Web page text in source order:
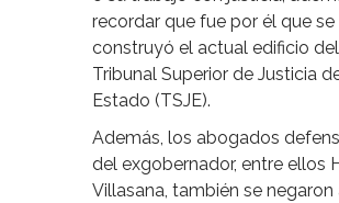
recordar que fue por él que se
construyó el actual edificio del
Tribunal Superior de Justicia
Estado (TSJE).
Además, los abogados
del exgobernador, entre ellos
Villasana, también se negaron